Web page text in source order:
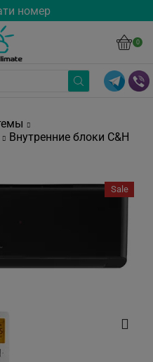
номер
0
Внутренние блоки C&H
Sale